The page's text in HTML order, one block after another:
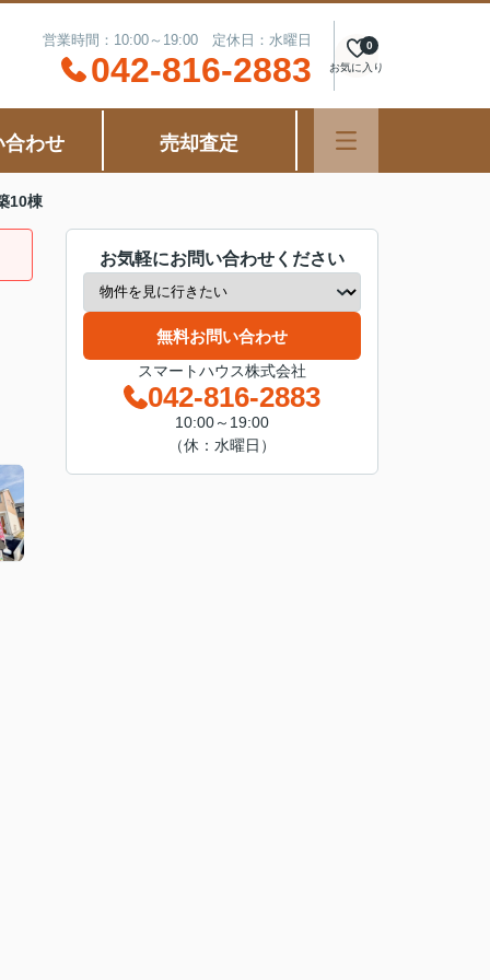
営業時間：10:00～19:00 定休日：水曜日
042-816-2883 お気に入り
0
合わせ 売却査定
10棟
お気軽にお問い合わせください
無料お問い合わせ
スマートハウス株式会社
042-816-2883
10:00～19:00
（休：水曜日）